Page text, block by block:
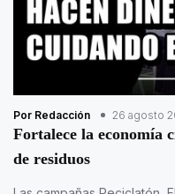
Por Redacción 26 agosto
Fortalece la economía
de residuos